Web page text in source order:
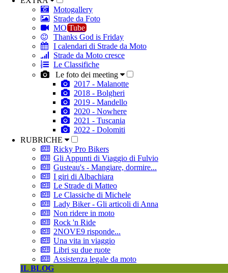
Motogallery
Strade da Foto
MO Tube
Thanks God is Friday
I calendari di Strade da Moto
Strade da Moto cresce
Le Classifiche
Le foto dei meeting
2017 - Malanotte
2018 - Bolgheri
2019 - Mandello
2020 - Nowhere
2021 - Tuscania
2022 - Dolomiti
RUBRICHE
Ricky Pro Bikers
Gli Appunti di Viaggio di Fulvio
Gusteau's - Mangiare, dormire...
I giri di Albachiara
Le Strade di Matteo
Le Classiche di Michele
Lady Biker - Gli articoli di Anna
Non ridere in moto
Rock 'n Ride
2NOVE9 risponde...
Una vita in viaggio
Libri su due ruote
Assistenza legale da moto
IL BLOG